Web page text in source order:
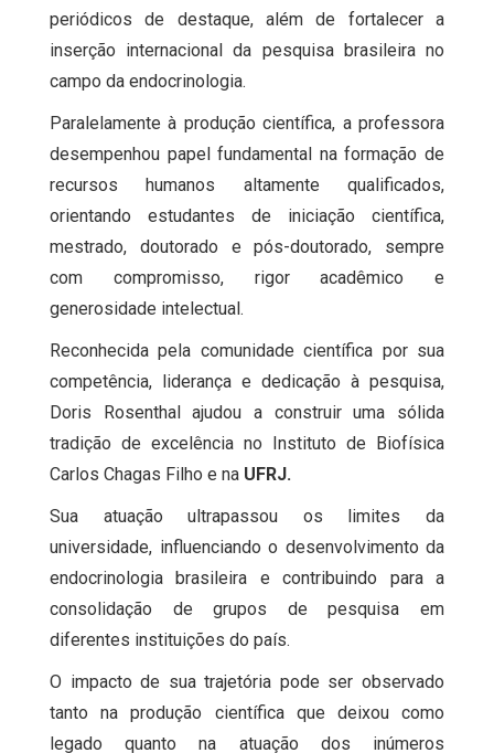
periódicos de destaque, além de fortalecer a
inserção internacional da pesquisa brasileira no
campo da endocrinologia.
Paralelamente à produção científica, a professora
desempenhou papel fundamental na formação de
recursos humanos altamente qualificados,
orientando estudantes de iniciação científica,
mestrado, doutorado e pós-doutorado, sempre
com compromisso, rigor acadêmico e
generosidade intelectual.
Reconhecida pela comunidade científica por sua
competência, liderança e dedicação à pesquisa,
Doris Rosenthal ajudou a construir uma sólida
tradição de excelência no Instituto de Biofísica
Carlos Chagas Filho e na UFRJ.
Sua atuação ultrapassou os limites da
universidade, influenciando o desenvolvimento da
endocrinologia brasileira e contribuindo para a
consolidação de grupos de pesquisa em
diferentes instituições do país.
O impacto de sua trajetória pode ser observado
tanto na produção científica que deixou como
legado quanto na atuação dos inúmeros